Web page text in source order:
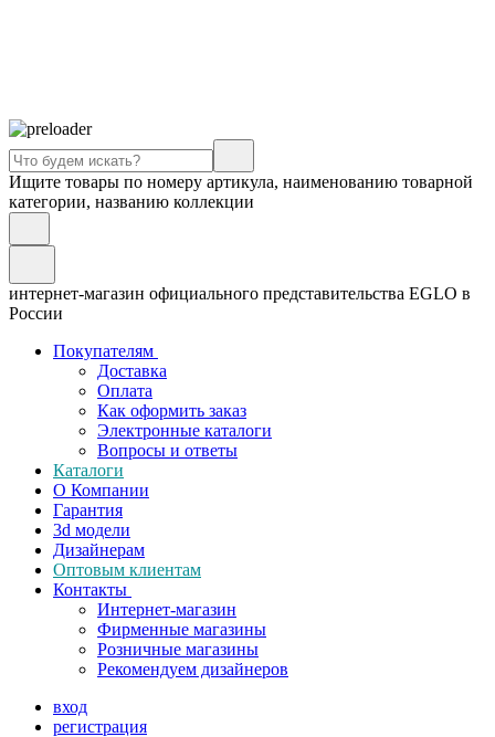
Ищите товары по номеру артикула, наименованию товарной
категории, названию коллекции
интернет-магазин официального представительства EGLO в
России
Покупателям
Доставка
Оплата
Как оформить заказ
Электронные каталоги
Вопросы и ответы
Каталоги
О Компании
Гарантия
3d модели
Дизайнерам
Оптовым клиентам
Контакты
Интернет-магазин
Фирменные магазины
Розничные магазины
Рекомендуем дизайнеров
вход
регистрация